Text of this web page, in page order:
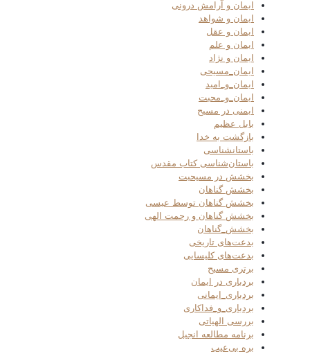
ایمان و آرامش درونی
ایمان و شواهد
ایمان و عقل
ایمان و علم
ایمان و نژاد
ایمان_مسیحی
ایمان_و_امید
ایمان_و_محبت
ایمنی در مسیح
بابل عظیم
بازگشت به خدا
باستانشناسی
باستان‌شناسی کتاب مقدس
بخشش در مسیحیت
بخشش گناهان
بخشش گناهان توسط عیسی
بخشش گناهان و رحمت الهی
بخشش_گناهان
بدعت‌های تاریخی
بدعت‌های کلیسایی
برتری مسیح
بردباری در ایمان
بردباری_ایمانی
بردباری_و_فداکاری
بررسی الهیاتی
برنامه مطالعه انجیل
بره بی‌عیب